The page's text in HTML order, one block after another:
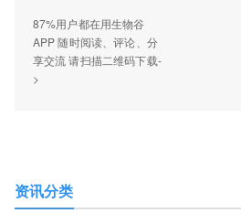
87%用户都在用生物谷
APP 随时阅读、评论、分
享交流 请扫描二维码下载-
>
资讯分类